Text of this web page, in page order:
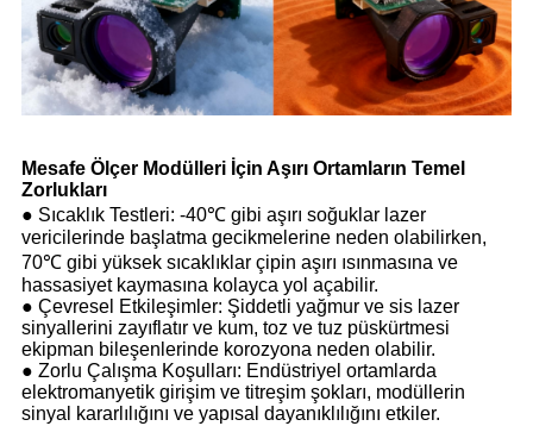
Mesafe Ölçer Modülleri İçin Aşırı Ortamların Temel
Zorlukları
● Sıcaklık Testleri: -40℃ gibi aşırı soğuklar lazer
vericilerinde başlatma gecikmelerine neden olabilirken,
70℃ gibi yüksek sıcaklıklar çipin aşırı ısınmasına ve
hassasiyet kaymasına kolayca yol açabilir.
● Çevresel Etkileşimler: Şiddetli yağmur ve sis lazer
sinyallerini zayıflatır ve kum, toz ve tuz püskürtmesi
ekipman bileşenlerinde korozyona neden olabilir.
● Zorlu Çalışma Koşulları: Endüstriyel ortamlarda
elektromanyetik girişim ve titreşim şokları, modüllerin
sinyal kararlılığını ve yapısal dayanıklılığını etkiler.